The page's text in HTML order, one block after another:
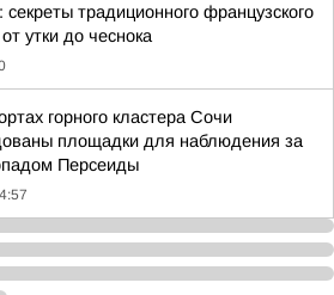
традиционного французского
утки до чеснока
горного кластера Сочи
площадки для наблюдения за
Персеиды